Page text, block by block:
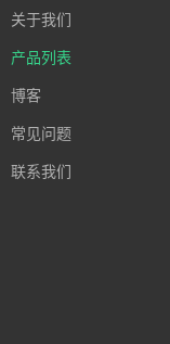
关于我们
产品列表
博客
常见问题
联系我们